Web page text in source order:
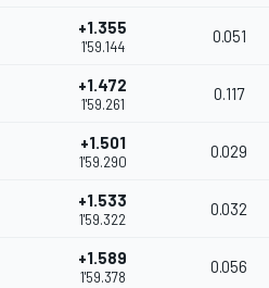
+1.355
1'59.144
0.051
+1.472
1'59.261
0.117
+1.501
1'59.290
0.029
+1.533
1'59.322
0.032
+1.589
1'59.378
0.056